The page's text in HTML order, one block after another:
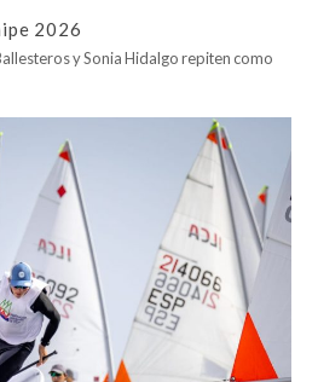
2026
y Sonia Hidalgo repiten como